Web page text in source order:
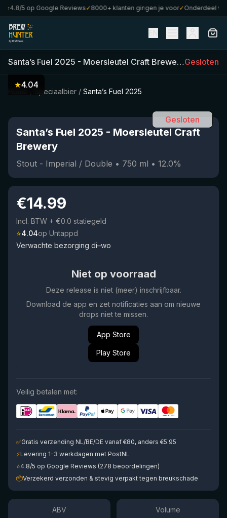
4.8/5 op Google Reviews✓8000+ klanten gingen je voor✓Onderdeel van
Santa’s Fuel 2025 - Moersleutel Craft Brewery (750ml)
Gesloten
Speciaalbier / Santa’s Fuel 2025
★4.04
Gesloten
Santa’s Fuel 2025 - Moersleutel Craft
Brewery
Stout - Imperial / Double • 750 ml • 12.0%
€14.99
Incl. BTW + €0.0 statiegeld
⭐4.04op Untappd
Verwachte bezorging di–wo
Niet op voorraad
Deze release is niet (meer) inschrijfbaar.
Download de app en zet notificaties aan om nieuwe
drops niet te missen.
App Store
Play Store
Veilig betalen met:
✅Gratis verzending NL/BE/DE vanaf €80, anders €5.95
⚡Levering 1-3 werkdagen met PostNL
⭐4.8/5 op Google Reviews (278 beoordelingen)
📦Verzekerd verzonden & stevig verpakt tegen breukschade
ABV Volume